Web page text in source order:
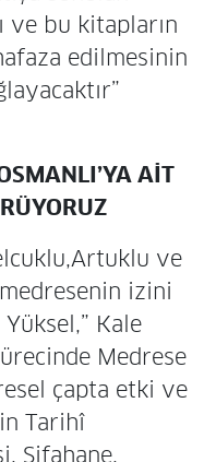
ve bu kitapların
edilmesinin
AİT
ve
izini
Kale
Medrese
çapta etki ve
Tarihî
Şifahane,